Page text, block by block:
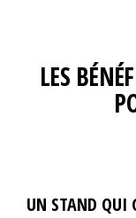
LES
UN STAND QUI